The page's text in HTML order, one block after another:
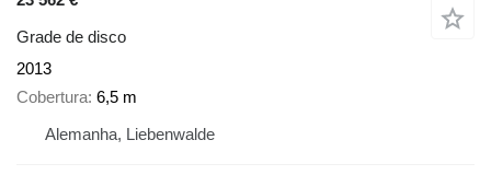
Grade de disco
2013
Cobertura 6,5 m
Alemanha, Liebenwalde